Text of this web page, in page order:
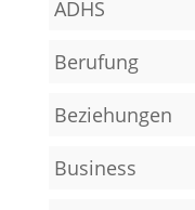
ADHS
Berufung
Beziehungen
Business